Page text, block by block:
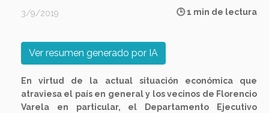
3/9/2019 🕒 1 min de lectura
Ver resumen generado por IA
En virtud de la actual situación económica que
atraviesa el país en general y los vecinos de Florencio
Varela en particular, el Departamento Ejecutivo